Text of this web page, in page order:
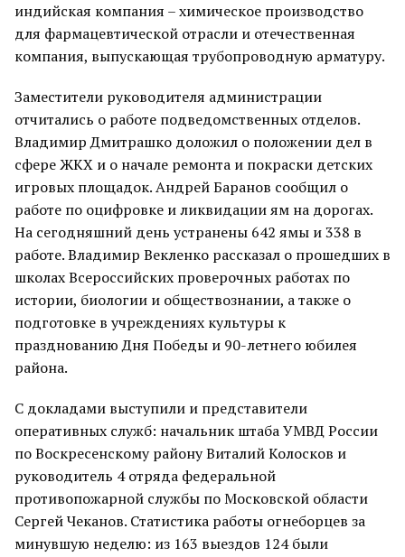
индийская компания – химическое производство
для фармацевтической отрасли и отечественная
компания, выпускающая трубопроводную арматуру.
Заместители руководителя администрации
отчитались о работе подведомственных отделов.
Владимир Дмитрашко доложил о положении дел в
сфере ЖКХ и о начале ремонта и покраски детских
игровых площадок. Андрей Баранов сообщил о
работе по оцифровке и ликвидации ям на дорогах.
На сегодняшний день устранены 642 ямы и 338 в
работе. Владимир Векленко рассказал о прошедших в
школах Всероссийских проверочных работах по
истории, биологии и обществознании, а также о
подготовке в учреждениях культуры к
празднованию Дня Победы и 90-летнего юбилея
района.
С докладами выступили и представители
оперативных служб: начальник штаба УМВД России
по Воскресенскому району Виталий Колосков и
руководитель 4 отряда федеральной
противопожарной службы по Московской области
Сергей Чеканов. Статистика работы огнеборцев за
минувшую неделю: из 163 выездов 124 были